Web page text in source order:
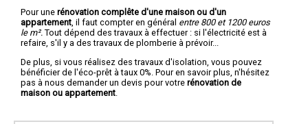
Pour une rénovation complête d'une maison ou d'un
appartement , il faut compter en général entre 800 et 1200 euros
le m². Tout dépend des travaux à effectuer : si l'électricité est à
refaire, s'il y a des travaux de plomberie à prévoir...
De plus, si vous réalisez des travaux d'isolation, vous pouvez
bénéficier de l'éco-prêt à taux 0%. Pour en savoir plus, n'hésitez
pas à nous demander un devis pour votre rénovation de
maison ou appartement